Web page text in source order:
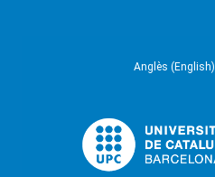
Anglès (English)